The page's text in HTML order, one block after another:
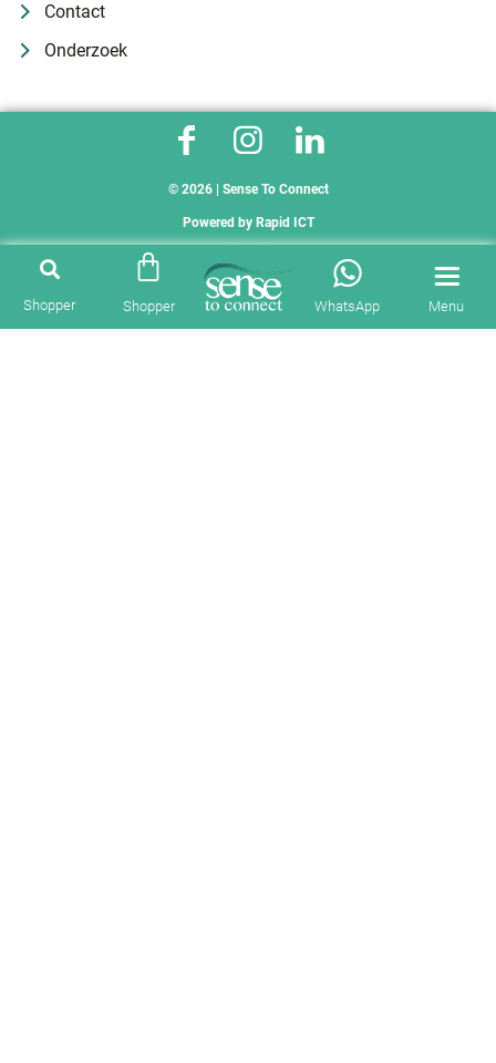
Contact
Onderzoek
© 2026 | Sense To Connect
Powered by Rapid ICT
Shopper Shopper WhatsApp Menu